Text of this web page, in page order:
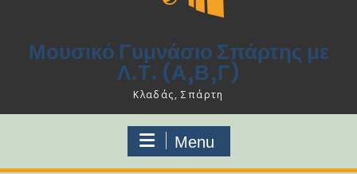
Μουσικό Γυμνάσιο Σπάρτης με
Λ.Τ. (Α,Β,Γ)
Κλαδάς, Σπάρτη
Menu